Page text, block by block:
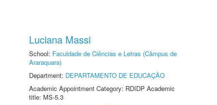
Luciana Massi
School: Faculdade de Ciências e Letras (Câmpus de
Araraquara)
Department: DEPARTAMENTO DE EDUCAÇÃO
Academic Appointment Category: RDIDP Academic
title: MS-5.3